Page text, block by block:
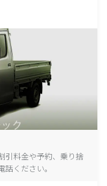
引料金や予約、乗り捨
ください。